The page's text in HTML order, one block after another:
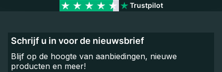
Trustpilot
Schrijf u in voor de nieuwsbrief
Blijf op de hoogte van aanbiedingen, nieuwe
producten en meer!